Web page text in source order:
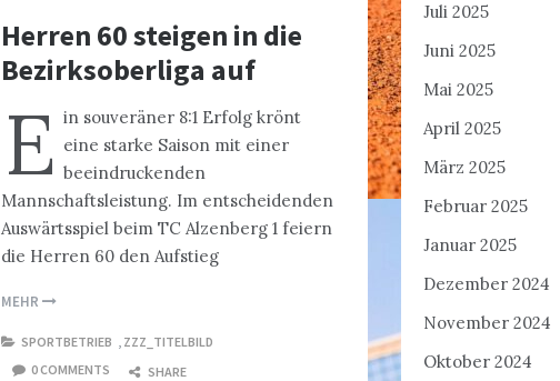
Herren 60 steigen in die
Bezirksoberliga auf
E in souveräner 8:1 Erfolg krönt
eine starke Saison mit einer
beeindruckenden
Mannschaftsleistung. Im entscheidenden
Auswärtsspiel beim TC Alzenberg 1 feiern
die Herren 60 den Aufstieg
MEHR
SPORTBETRIEB , ZZZ_TITELBILD
0 COMMENTS
SHARE
Juli 2025
Juni 2025
Mai 2025
April 2025
März 2025
Februar 2025
Januar 2025
Dezember 2024
November 2024
Oktober 2024